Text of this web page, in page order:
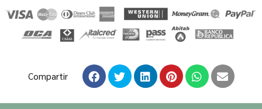
Compartir